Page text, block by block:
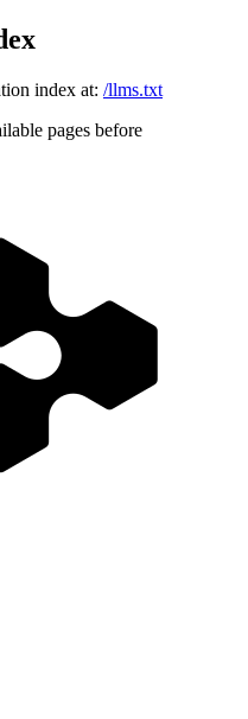
index at: /llms.txt
pages before